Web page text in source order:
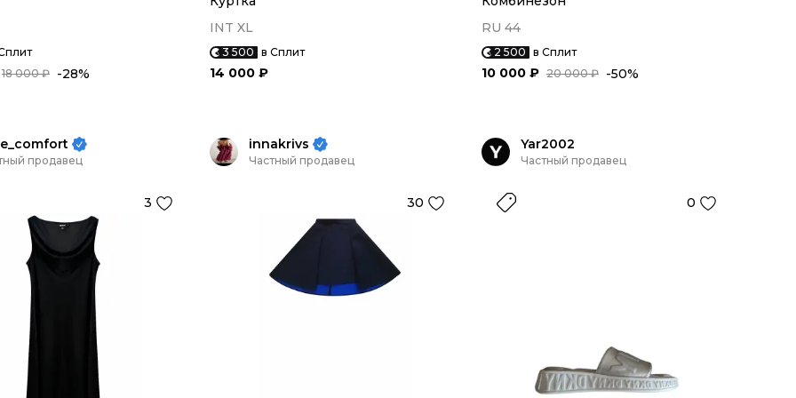
18 000 ₽ -28%
INT XL
3 500 в Сплит
14 000 ₽
RU 44
2 500 в Сплит
20 000 ₽
10 000 ₽ -50%
продавец
3
innakrivs
Частный продавец
30
Yar2002
Частный продавец
0